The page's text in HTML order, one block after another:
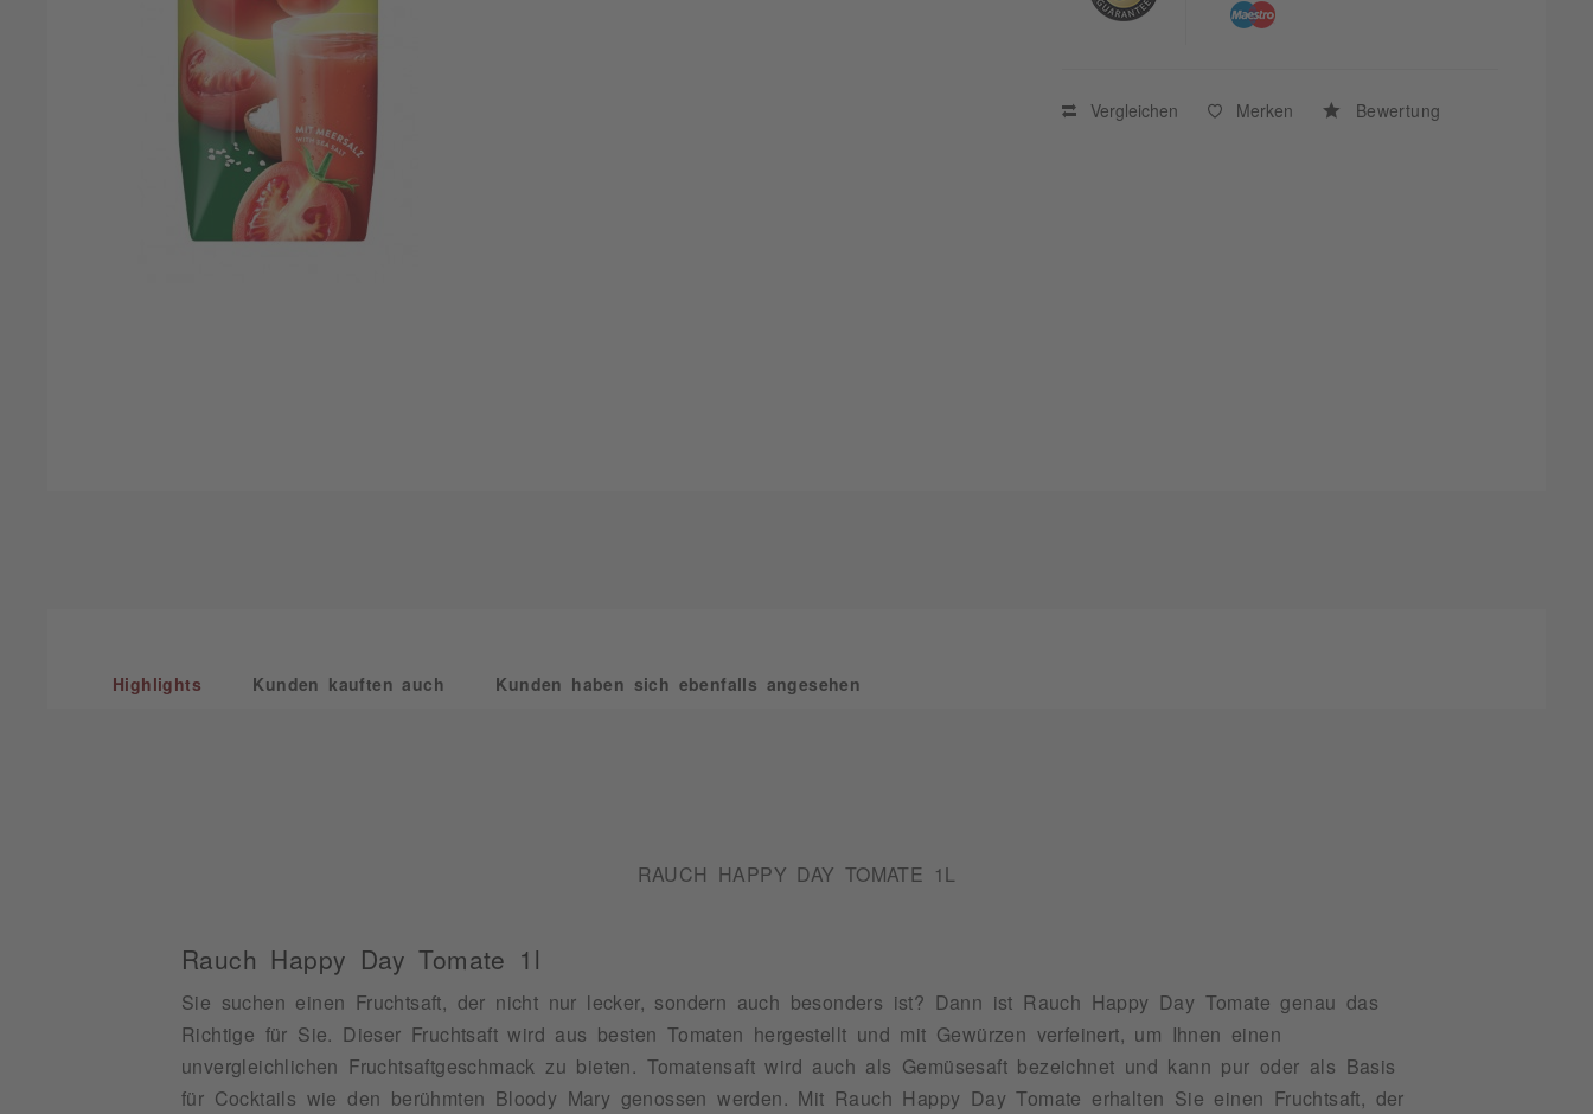
Vergleichen Merken Bewertung
Highlights Kunden kauften auch Kunden haben sich ebenfalls angesehen
RAUCH HAPPY DAY TOMATE 1L
Rauch Happy Day Tomate 1l
Sie suchen einen Fruchtsaft, der nicht nur lecker, sondern auch besonders ist? Dann ist Rauch Happy Day Tomate genau das
Richtige für Sie. Dieser Fruchtsaft wird aus besten Tomaten hergestellt und mit Gewürzen verfeinert, um Ihnen einen
unvergleichlichen Fruchtsaftgeschmack zu bieten. Tomatensaft wird auch als Gemüsesaft bezeichnet und kann pur oder als Basis
für Cocktails wie den berühmten Bloody Mary genossen werden. Mit Rauch Happy Day Tomate erhalten Sie einen Fruchtsaft, der